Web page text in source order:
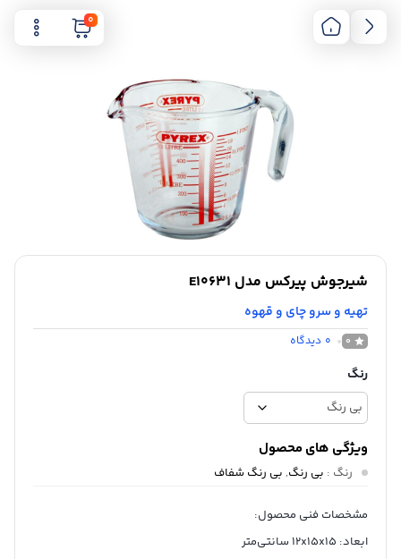
0
شیرجوش پیرکس مدل E10631
تهیه و سرو چای و قهوه
0
0 دیدگاه
رنگ
ویژگی های محصول
رنگ : بی رنگ, بی رنگ شفاف
مشخصات فنی محصول:
ابعاد: 12x15x15 سانتی‌متر